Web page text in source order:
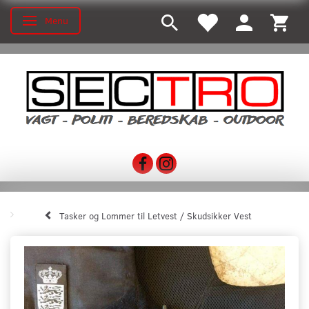
Toggle navigation
Menu
Tasker og Lommer til Letvest / Skudsikker Vest